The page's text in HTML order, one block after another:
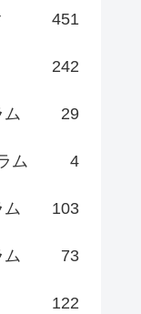
451
242
29
ム 4
103
73
122